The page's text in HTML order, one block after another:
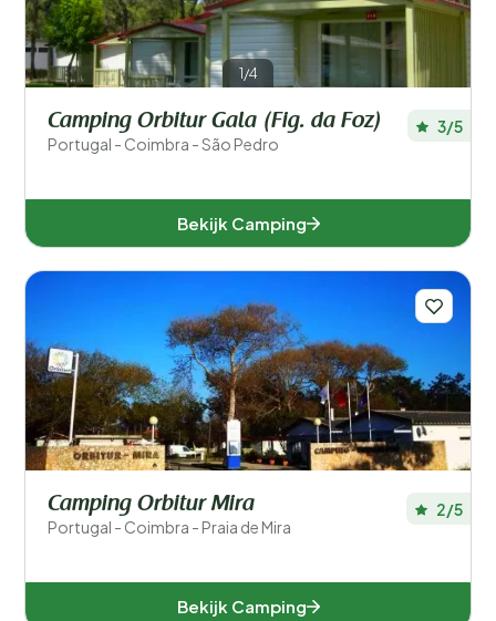
1/4
Camping Orbitur Gala (Fig. da Foz)
Portugal - Coimbra - São Pedro
3/5
Bekijk Camping
Camping Orbitur Mira
Portugal - Coimbra - Praia de Mira
2/5
Bekijk Camping